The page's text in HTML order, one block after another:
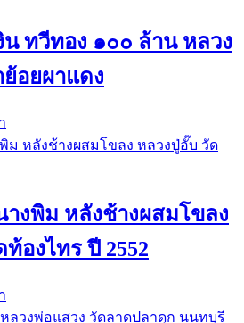
น ทวีทอง ๑๐๐ ล้าน หลวง
อยผาแดง
งพิม หลังช้างผสมโขลง
องไทร ปี 2552